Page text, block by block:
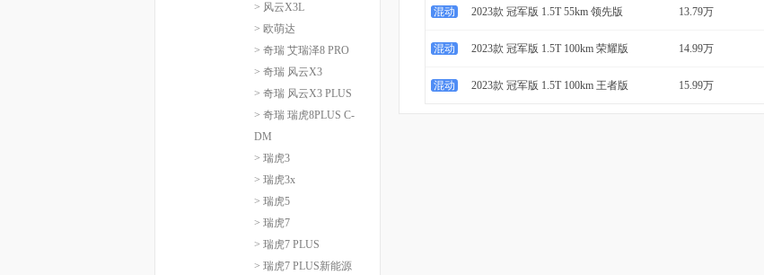
> 风云X3L
> 欧萌达
> 奇瑞 艾瑞泽8 PRO
> 奇瑞 风云X3
> 奇瑞 风云X3 PLUS
> 奇瑞 瑞虎8PLUS C-
DM
> 瑞虎3
> 瑞虎3x
> 瑞虎5
> 瑞虎7
> 瑞虎7 PLUS
> 瑞虎7 PLUS新能源
混动 2023款 冠军版 1.5T 55km 领先版 13.79万
混动 2023款 冠军版 1.5T 100km 荣耀版 14.99万
混动 2023款 冠军版 1.5T 100km 王者版 15.99万